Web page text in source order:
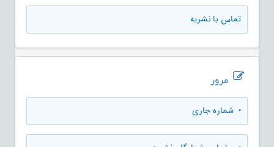
تماس با نشریه
مرور
• شماره جاری